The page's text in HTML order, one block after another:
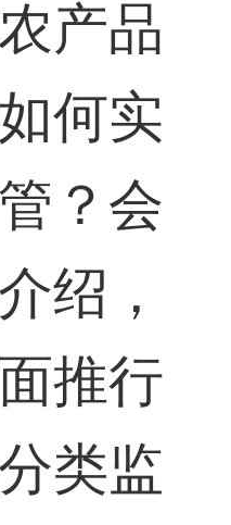
产品
何实
？会
绍，
推行
类监